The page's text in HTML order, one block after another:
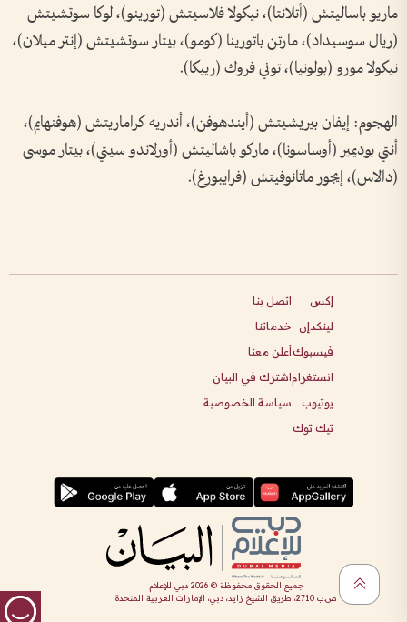
ماريو باساليتش (أتلانتا)، نيكولا فلاسيتش (تورينو)، لوكا سوتشيتش
(ريال سوسيداد)، مارتن باتورينا (كومو)، بيتار سوتشيتش (إنتر ميلان)،
نيكولا مورو (بولونيا)، توني فروك (رييكا).
الهجوم: إيفان بيريشيتش (أيندهوفن)، أندريه كراماريتش (هوفنهايم)،
أنتي بوديمير (أوساسونا)، ماركو باشاليتش (أورلاندو سيتي)، بيتار موسى
(دالاس)، إيجور ماتانوفيتش (فرايبورغ).
إكس
لينكدإن
فيسبوك
انستغرام
يوتيوب
تيك توك
اتصل بنا
خدماتنا
أعلن معنا
اشترك في البيان
سياسة الخصوصية
جميع الحقوق محفوظة ©2026 دبي للإعلام
ص.ب 2710، طريق الشيخ زايد، دبي، الإمارات العربية المتحدة